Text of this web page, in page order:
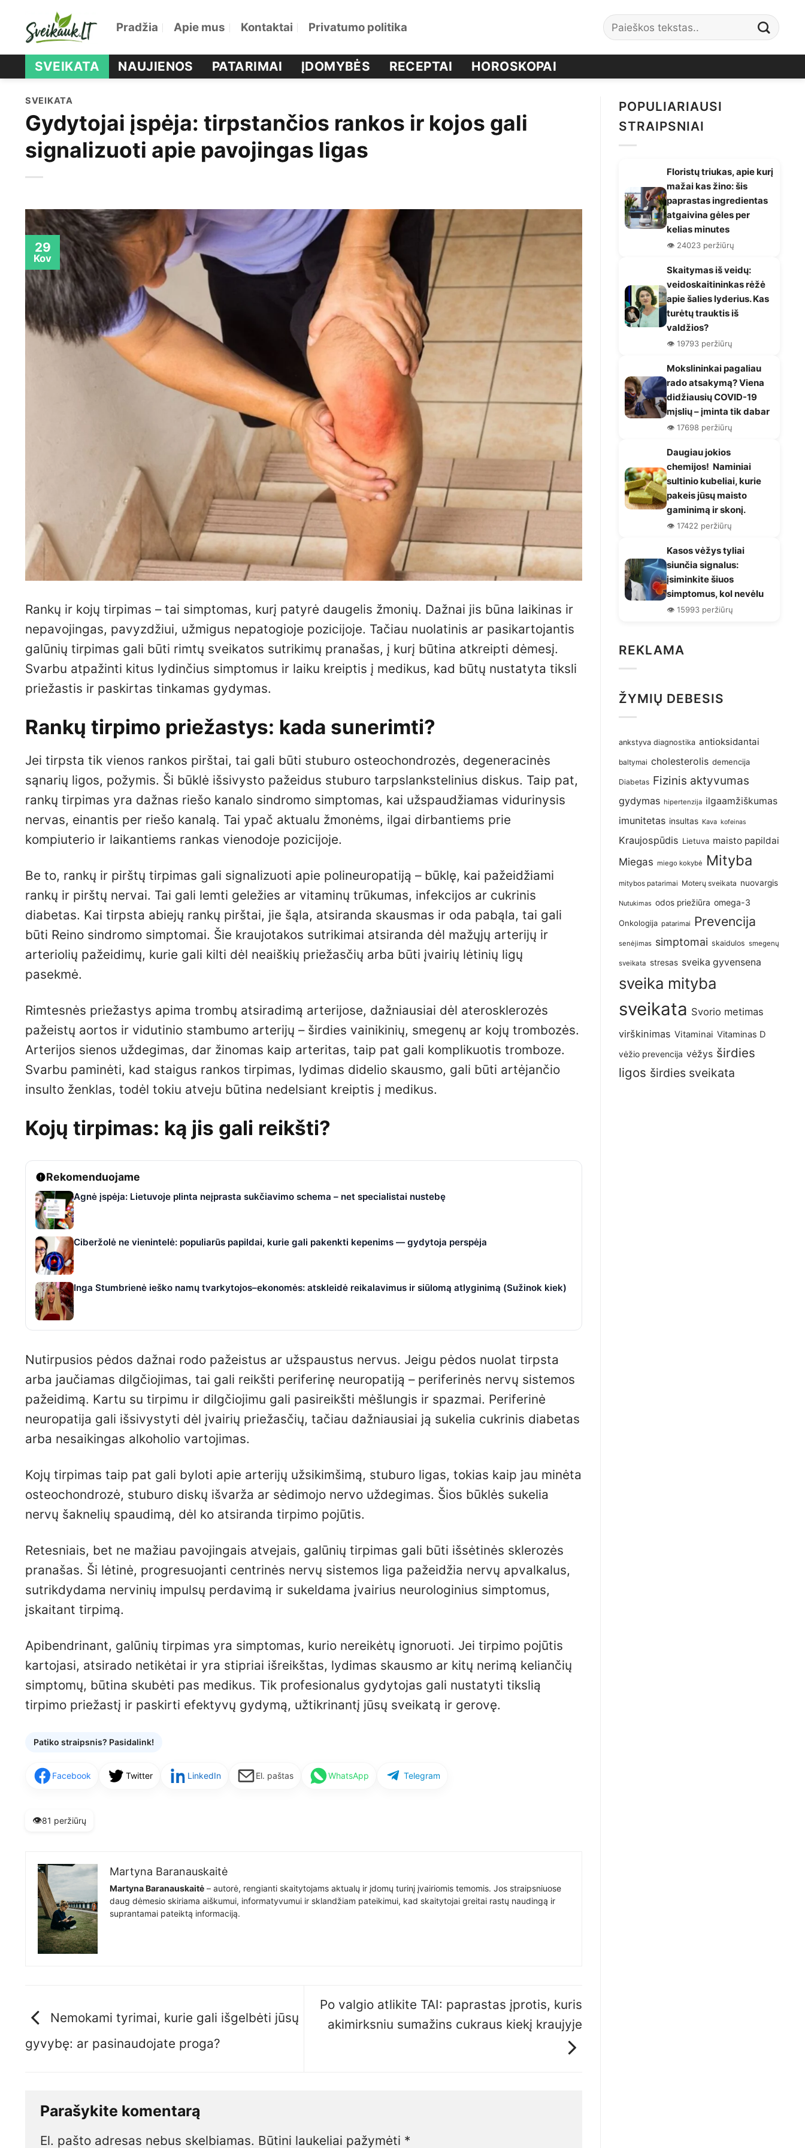
Pradžia Apie mus Kontaktai Privatumo politika
SVEIKATA NAUJIENOS PATARIMAI ĮDOMYBĖS RECEPTAI HOROSKOPAI
SVEIKATA
Gydytojai įspėja: tirpstančios rankos ir kojos gali
signalizuoti apie pavojingas ligas
29
Kov
Rankų ir kojų tirpimas – tai simptomas, kurį patyrė daugelis žmonių. Dažnai jis būna laikinas ir
nepavojingas, pavyzdžiui, užmigus nepatogioje pozicijoje. Tačiau nuolatinis ar pasikartojantis
galūnių tirpimas gali būti rimtų sveikatos sutrikimų pranašas, į kurį būtina atkreipti dėmesį.
Svarbu atpažinti kitus lydinčius simptomus ir laiku kreiptis į medikus, kad būtų nustatyta tiksli
priežastis ir paskirtas tinkamas gydymas.
Rankų tirpimo priežastys: kada sunerimti?
Jei tirpsta tik vienos rankos pirštai, tai gali būti stuburo osteochondrozės, degeneracinės
sąnarių ligos, požymis. Ši būklė išsivysto pažeidus stuburo tarpslankstelinius diskus. Taip pat,
rankų tirpimas yra dažnas riešo kanalo sindromo simptomas, kai užspaudžiamas vidurinysis
nervas, einantis per riešo kanalą. Tai ypač aktualu žmonėms, ilgai dirbantiems prie
kompiuterio ir laikantiems rankas vienodoje pozicijoje.
Be to, rankų ir pirštų tirpimas gali signalizuoti apie polineuropatiją – būklę, kai pažeidžiami
rankų ir pirštų nervai. Tai gali lemti geležies ar vitaminų trūkumas, infekcijos ar cukrinis
diabetas. Kai tirpsta abiejų rankų pirštai, jie šąla, atsiranda skausmas ir oda pabąla, tai gali
būti Reino sindromo simptomai. Šie kraujotakos sutrikimai atsiranda dėl mažųjų arterijų ir
arteriolių pažeidimų, kurie gali kilti dėl neaiškių priežasčių arba būti įvairių lėtinių ligų
pasekmė.
Rimtesnės priežastys apima trombų atsiradimą arterijose, dažniausiai dėl aterosklerozės
pažeistų aortos ir vidutinio stambumo arterijų – širdies vainikinių, smegenų ar kojų trombozės.
Arterijos sienos uždegimas, dar žinomas kaip arteritas, taip pat gali komplikuotis tromboze.
Svarbu paminėti, kad staigus rankos tirpimas, lydimas didelio skausmo, gali būti artėjančio
insulto ženklas, todėl tokiu atveju būtina nedelsiant kreiptis į medikus.
Kojų tirpimas: ką jis gali reikšti?
Rekomenduojame
Agnė įspėja: Lietuvoje plinta neįprasta sukčiavimo schema – net specialistai nustebę
Ciberžolė ne vienintelė: populiarūs papildai, kurie gali pakenkti kepenims — gydytoja perspėja
Inga Stumbrienė ieško namų tvarkytojos–ekonomės: atskleidė reikalavimus ir siūlomą atlyginimą (Sužinok kiek)
Nutirpusios pėdos dažnai rodo pažeistus ar užspaustus nervus. Jeigu pėdos nuolat tirpsta
arba jaučiamas dilgčiojimas, tai gali reikšti periferinę neuropatiją – periferinės nervų sistemos
pažeidimą. Kartu su tirpimu ir dilgčiojimu gali pasireikšti mėšlungis ir spazmai. Periferinė
neuropatija gali išsivystyti dėl įvairių priežasčių, tačiau dažniausiai ją sukelia cukrinis diabetas
arba nesaikingas alkoholio vartojimas.
Kojų tirpimas taip pat gali byloti apie arterijų užsikimšimą, stuburo ligas, tokias kaip jau minėta
osteochondrozė, stuburo diskų išvarža ar sėdimojo nervo uždegimas. Šios būklės sukelia
nervų šaknelių spaudimą, dėl ko atsiranda tirpimo pojūtis.
Retesniais, bet ne mažiau pavojingais atvejais, galūnių tirpimas gali būti išsėtinės sklerozės
pranašas. Ši lėtinė, progresuojanti centrinės nervų sistemos liga pažeidžia nervų apvalkalus,
sutrikdydama nervinių impulsų perdavimą ir sukeldama įvairius neurologinius simptomus,
įskaitant tirpimą.
Apibendrinant, galūnių tirpimas yra simptomas, kurio nereikėtų ignoruoti. Jei tirpimo pojūtis
kartojasi, atsirado netikėtai ir yra stipriai išreikštas, lydimas skausmo ar kitų nerimą keliančių
simptomų, būtina skubėti pas medikus. Tik profesionalus gydytojas gali nustatyti tikslią
tirpimo priežastį ir paskirti efektyvų gydymą, užtikrinantį jūsų sveikatą ir gerovę.
Patiko straipsnis? Pasidalink!
Facebook Twitter LinkedIn El. paštas WhatsApp Telegram
👁️81 peržiūrų
Martyna Baranauskaitė
Martyna Baranauskaitė – autorė, rengianti skaitytojams aktualų ir įdomų turinį įvairiomis temomis. Jos straipsniuose
daug dėmesio skiriama aiškumui, informatyvumui ir sklandžiam pateikimui, kad skaitytojai greitai rastų naudingą ir
suprantamai pateiktą informaciją.
Nemokami tyrimai, kurie gali išgelbėti jūsų
gyvybę: ar pasinaudojate proga?
Po valgio atlikite TAI: paprastas įprotis, kuris
akimirksniu sumažins cukraus kiekį kraujyje
Parašykite komentarą
El. pašto adresas nebus skelbiamas. Būtini laukeliai pažymėti *
POPULIARIAUSI
STRAIPSNIAI
Floristų triukas, apie kurį
mažai kas žino: šis
paprastas ingredientas
atgaivina gėles per
kelias minutes
👁️ 24023 peržiūrų
Skaitymas iš veidų:
veidoskaitininkas rėžė
apie šalies lyderius. Kas
turėtų trauktis iš
valdžios?
👁️ 19793 peržiūrų
Mokslininkai pagaliau
rado atsakymą? Viena
didžiausių COVID-19
mįslių – įminta tik dabar
👁️ 17698 peržiūrų
Daugiau jokios
chemijos! Naminiai
sultinio kubeliai, kurie
pakeis jūsų maisto
gaminimą ir skonį.
👁️ 17422 peržiūrų
Kasos vėžys tyliai
siunčia signalus:
įsiminkite šiuos
simptomus, kol nevėlu
👁️ 15993 peržiūrų
REKLAMA
ŽYMIŲ DEBESIS
ankstyva diagnostika antioksidantai
baltymai cholesterolis demencija
Diabetas Fizinis aktyvumas
gydymas hipertenzija ilgaamžiškumas
imunitetas insultas Kava kofeinas
Kraujospūdis Lietuva maisto papildai
Miegas miego kokybė Mityba
mitybos patarimai Moterų sveikata nuovargis
Nutukimas odos priežiūra omega-3
Onkologija patarimai Prevencija
senėjimas simptomai skaidulos smegenų
sveikata stresas sveika gyvensena
sveika mityba
sveikata Svorio metimas
virškinimas Vitaminai Vitaminas D
vėžio prevencija vėžys širdies
ligos širdies sveikata